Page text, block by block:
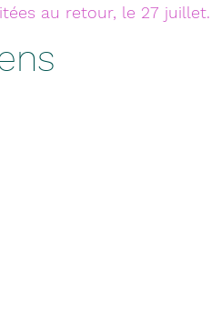
au retour, le 27 juillet.